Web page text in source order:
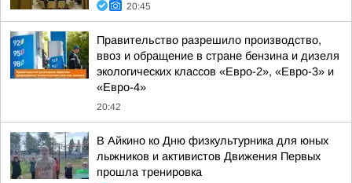
20:45
Правительство разрешило производство,
ввоз и обращение в стране бензина и дизеля
экологических классов «Евро-2», «Евро-3» и
«Евро-4»
20:42
В Айкино ко Дню физкультурника для юных
лыжников и активистов Движения Первых
прошла тренировка